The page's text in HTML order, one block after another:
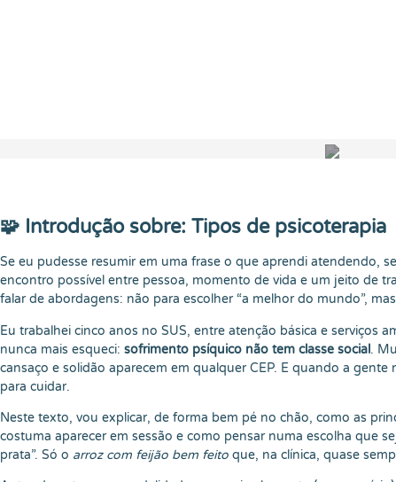
🧩 Introdução sobre: Tipos de psicoterapia
Se eu pudesse resumir em uma frase o que aprendi atendendo,
encontro possível entre pessoa, momento de vida e um jeito de
falar de abordagens: não para escolher “a melhor do mundo”,
Eu trabalhei cinco anos no SUS, entre atenção básica e serviços
nunca mais esqueci: sofrimento psíquico não tem classe social.
cansaço e solidão aparecem em qualquer CEP. E quando a
para cuidar.
Neste texto, vou explicar, de forma bem pé no chão, como as
costuma aparecer em sessão e como pensar numa escolha que
prata”. Só o arroz com feijão bem feito que, na clínica, quase